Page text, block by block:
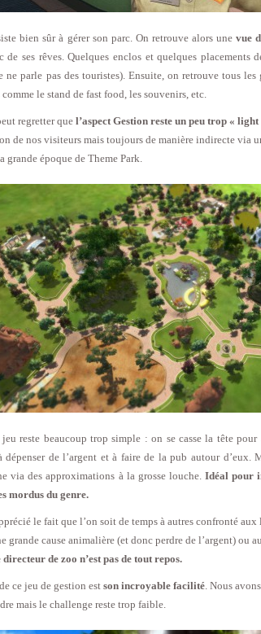
bien sûr à gérer son parc. On retrouve alors unevue
de ses rêves. Quelques enclos et quelques
ne parle pas des touristes). Ensuite, on retrouve tous
le stand de fast food, les souvenirs, etc.
regretter que l’aspect Gestion reste un peu trop « light
de nos visiteurs mais toujours de manière indirecte via
grande époque de Theme Park.
reste beaucoup trop simple : on se casse la tête
dépenser de l’argent et à faire de la pub autour d’eux.
via des approximations à la grosse louche. Idéal pour
mordus du genre.
le fait que l’on soit de temps à autres confronté
grande cause animalière (et donc perdre de l’argent) ou
de zoo n’est pas de tout repos.
ce jeu de gestion estson incroyable facilité . Nous
mais le challenge reste trop faible.